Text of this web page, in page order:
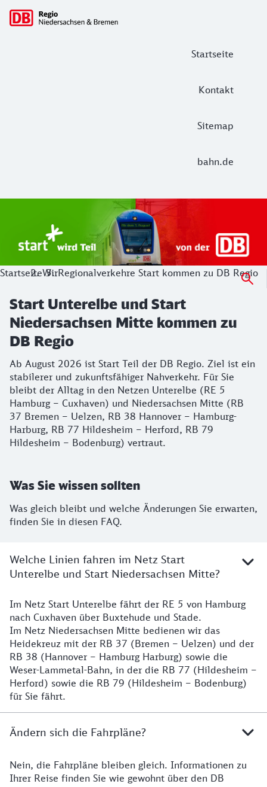
Startseite
Kontakt
Sitemap
bahn.de
Hauptnavigation
Start Unterelbe und Start
Ab August 2026 ist Start Teil der DB Regio. Ziel ist ein
StartseiteWirRegionalverkehre Start kommen zu DB Regio
Start Unterelbe und Start
Niedersachsen Mitte kommen zu
DB Regio
Ab August 2026 ist Start Teil der DB Regio. Ziel ist ein
stabilerer und zukunftsfähiger Nahverkehr. Für Sie
bleibt der Alltag in den Netzen Unterelbe (RE 5
Hamburg – Cuxhaven) und Niedersachsen Mitte (RB
37 Bremen – Uelzen, RB 38 Hannover – Hamburg-
Harburg, RB 77 Hildesheim – Herford, RB 79
Hildesheim – Bodenburg) vertraut.
Was Sie wissen sollten
Was gleich bleibt und welche Änderungen Sie erwarten,
finden Sie in diesen FAQ.
Welche Linien fahren im Netz Start
Unterelbe und Start Niedersachsen Mitte?
Details
Im Netz Start Unterelbe fährt der RE 5 von Hamburg
nach Cuxhaven über Buxtehude und Stade.
Im Netz Niedersachsen Mitte bedienen wir das
Heidekreuz mit der RB 37 (Bremen – Uelzen) und der
RB 38 (Hannover – Hamburg Harburg) sowie die
Weser-Lammetal-Bahn, in der die RB 77 (Hildesheim –
Herford) sowie die RB 79 (Hildesheim – Bodenburg)
für Sie fährt.
Ändern sich die Fahrpläne?
Details zu den Fahrplänen
Nein, die Fahrpläne bleiben gleich. Informationen zu
Ihrer Reise finden Sie wie gewohnt über den DB